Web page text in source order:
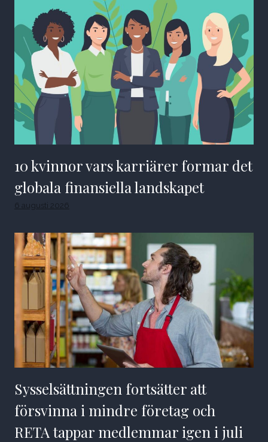
10 kvinnor vars karriärer formar det
globala finansiella landskapet
6 augusti 2026
Sysselsättningen fortsätter att
försvinna i mindre företag och
RETA tappar medlemmar igen i juli